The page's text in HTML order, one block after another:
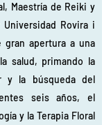
Maestría de Reiki y
Rovira i
gran apertura a una
salud, primando la
y la búsqueda del
seis años, el
y la Terapia Floral